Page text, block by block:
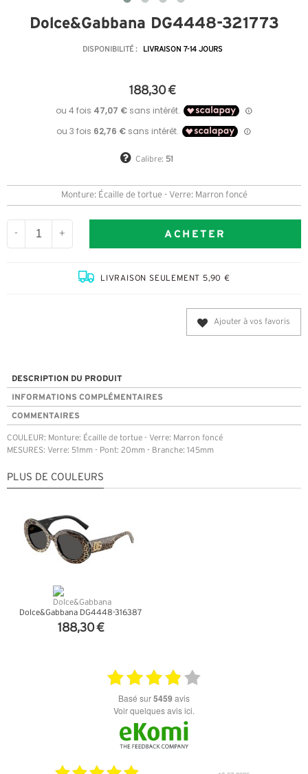
Dolce&Gabbana DG4448-321773
DISPONIBILITÉ : LIVRAISON 7-14 JOURS
188,30 €
Calibre: 51
Monture: Écaille de tortue - Verre: Marron foncé
- + ACHETER
LIVRAISON SEULEMENT 5,90 €
Ajouter à vos favoris
DESCRIPTION DU PRODUIT
INFORMATIONS COMPLÉMENTAIRES
COMMENTAIRES
COULEUR: Monture: Écaille de tortue - Verre: Marron foncé
MESURES: Verre: 51mm - Pont: 20mm - Branche: 145mm
PLUS DE COULEURS
Dolce&Gabbana DG4448-316387
188,30 €
basé sur5459 avis
Voir quelques avis ici.